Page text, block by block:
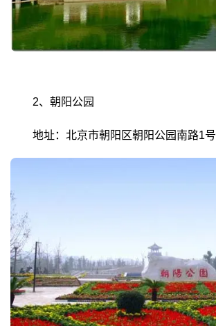
2、朝阳公园
地址：北京市朝阳区朝阳公园南路1号